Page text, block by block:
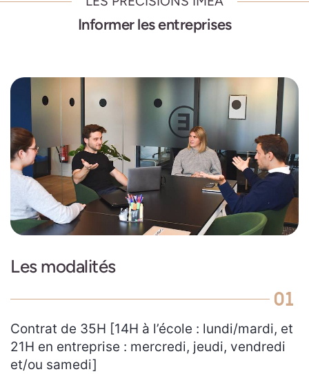
Informer les entreprises
Les modalités
01
Contrat de 35H [14H à l’école : lundi/mardi, et
21H en entreprise : mercredi, jeudi, vendredi
et/ou samedi]